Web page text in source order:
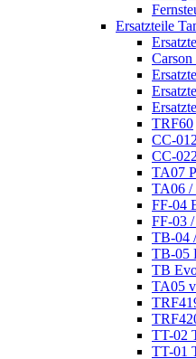
Ersatzteile
TRF60
CC-01
CC-02
TA07
TA06 /
FF-04
FF-03
TB-04
TB-05
TB
TA05
TT-02
TT-01